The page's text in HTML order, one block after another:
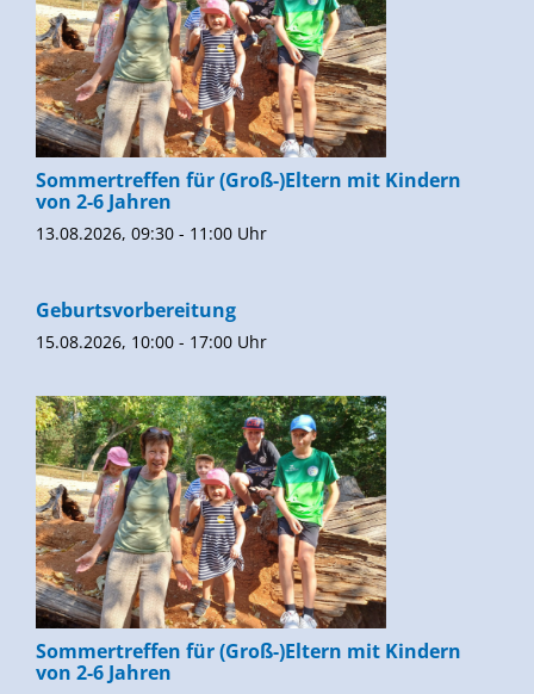
Sommertreffen für (Groß-)Eltern mit Kindern
von 2-6 Jahren
13.08.2026, 09:30 - 11:00 Uhr
Geburtsvorbereitung
15.08.2026, 10:00 - 17:00 Uhr
Sommertreffen für (Groß-)Eltern mit Kindern
von 2-6 Jahren